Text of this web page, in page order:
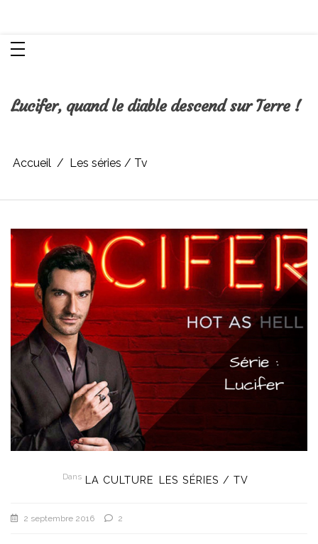
Lucifer, quand le diable descend sur Terre !
Accueil Les séries / Tv
Dans LA CULTURE LES SÉRIES / TV
2 septembre 2016 2